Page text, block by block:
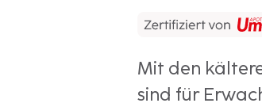
Mit den
sind für